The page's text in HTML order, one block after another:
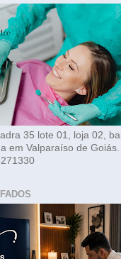
35 lote 01, loja 02,
em Valparaíso de Goiás.